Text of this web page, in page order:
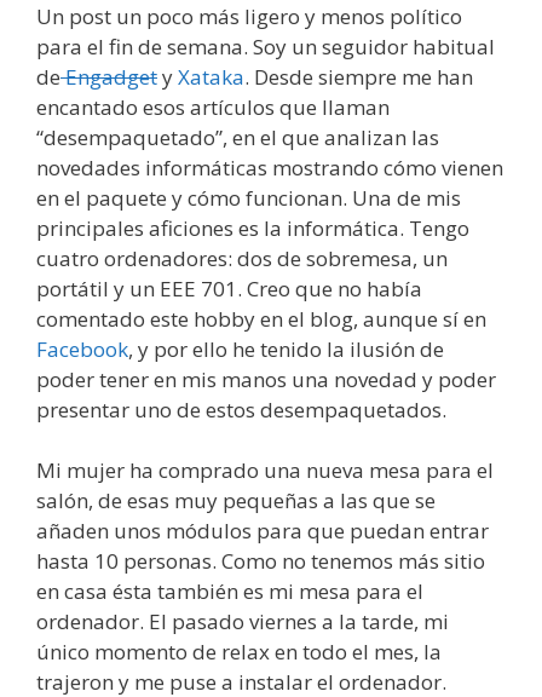
Un post un poco más ligero y menos político
para el fin de semana. Soy un seguidor habitual
deEngadgetyXataka. Desde siempre me han
encantado esos artículos que llaman
“desempaquetado”, en el que analizan las
novedades informáticas mostrando cómo vienen
en el paquete y cómo funcionan. Una de mis
principales aficiones es la informática. Tengo
cuatro ordenadores: dos de sobremesa, un
portátil y un EEE 701. Creo que no había
comentado este hobby en el blog, aunque sí en
Facebook, y por ello he tenido la ilusión de
poder tener en mis manos una novedad y poder
presentar uno de estos desempaquetados.
Mi mujer ha comprado una nueva mesa para el
salón, de esas muy pequeñas a las que se
añaden unos módulos para que puedan entrar
hasta 10 personas. Como no tenemos más sitio
en casa ésta también es mi mesa para el
ordenador. El pasado viernes a la tarde, mi
único momento de relax en todo el mes, la
trajeron y me puse a instalar el ordenador.